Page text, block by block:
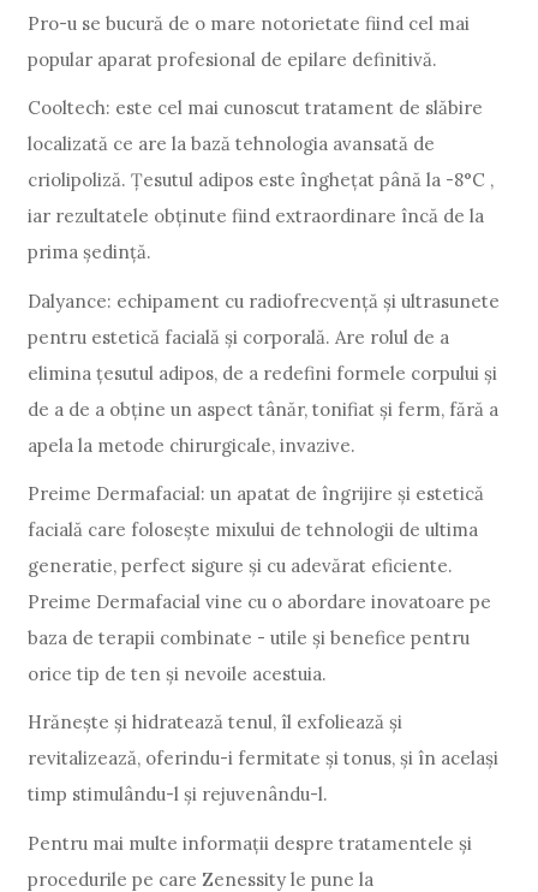
Pro-u se bucură de o mare notorietate fiind cel mai
popular aparat profesional de epilare definitivă.
Cooltech: este cel mai cunoscut tratament de slăbire
localizată ce are la bază tehnologia avansată de
criolipoliză. Țesutul adipos este înghețat până la -8°C ,
iar rezultatele obținute fiind extraordinare încă de la
prima ședință.
Dalyance: echipament cu radiofrecvență și ultrasunete
pentru estetică facială și corporală. Are rolul de a
elimina țesutul adipos, de a redefini formele corpului și
de a de a obține un aspect tânăr, tonifiat și ferm, fără a
apela la metode chirurgicale, invazive.
Preime Dermafacial: un apatat de îngrijire și estetică
facială care folosește mixului de tehnologii de ultima
generatie, perfect sigure și cu adevărat eficiente.
Preime Dermafacial vine cu o abordare inovatoare pe
baza de terapii combinate - utile și benefice pentru
orice tip de ten și nevoile acestuia.
Hrănește și hidratează tenul, îl exfoliează și
revitalizează, oferindu-i fermitate și tonus, și în același
timp stimulându-l și rejuvenându-l.
Pentru mai multe informații despre tratamentele și
procedurile pe care Zenessity le pune la